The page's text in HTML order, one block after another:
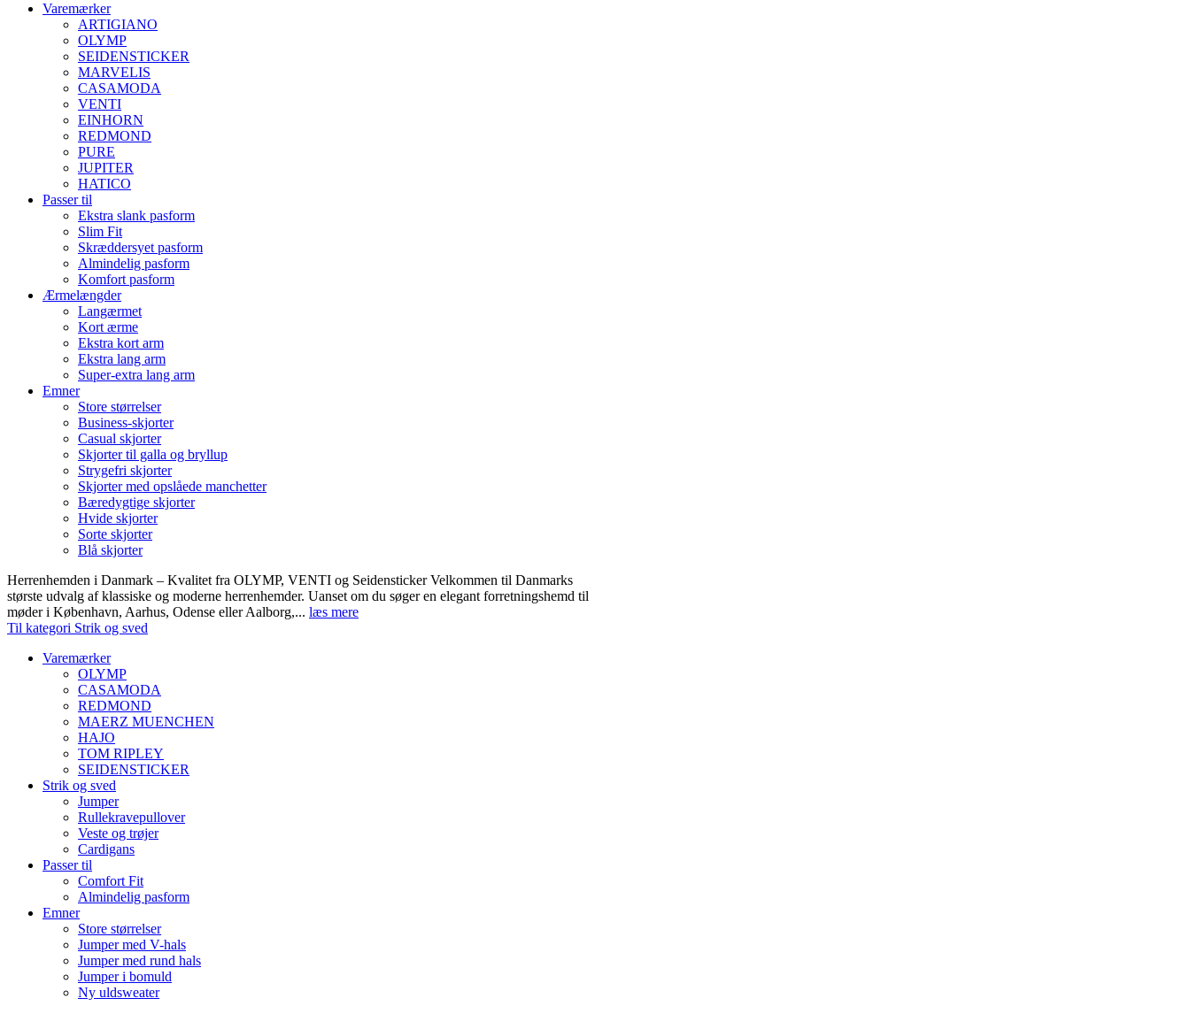
Varemærker
ARTIGIANO
OLYMP
SEIDENSTICKER
MARVELIS
CASAMODA
VENTI
EINHORN
REDMOND
PURE
JUPITER
HATICO
Passer til
Ekstra slank pasform
Slim Fit
Skræddersyet pasform
Almindelig pasform
Komfort pasform
Ærmelængder
Langærmet
Kort ærme
Ekstra kort arm
Ekstra lang arm
Super-extra lang arm
Emner
Store størrelser
Business-skjorter
Casual skjorter
Skjorter til galla og bryllup
Strygefri skjorter
Skjorter med opslåede manchetter
Bæredygtige skjorter
Hvide skjorter
Sorte skjorter
Blå skjorter
Herrenhemden i Danmark – Kvalitet fra OLYMP, VENTI og Seidensticker Velkommen til Danmarks
største udvalg af klassiske og moderne herrenhemder. Uanset om du søger en elegant forretningshemd til
møder i København, Aarhus, Odense eller Aalborg,... læs mere
Til kategori Strik og sved
Varemærker
OLYMP
CASAMODA
REDMOND
MAERZ MUENCHEN
HAJO
TOM RIPLEY
SEIDENSTICKER
Strik og sved
Jumper
Rullekravepullover
Veste og trøjer
Cardigans
Passer til
Comfort Fit
Almindelig pasform
Emner
Store størrelser
Jumper med V-hals
Jumper med rund hals
Jumper i bomuld
Ny uldsweater